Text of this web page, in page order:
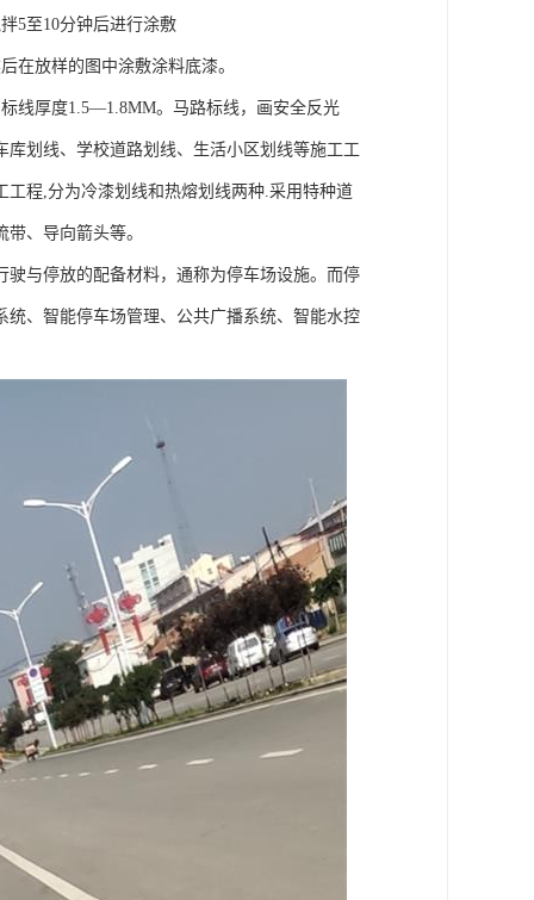
5至10分钟后进行涂敷
在放样的图中涂敷涂料底漆。
线厚度1.5—1.8MM。马路标线，画安全反光
划线、学校道路划线、生活小区划线等施工工
程,分为冷漆划线和热熔划线两种.采用特种道
、导向箭头等。
与停放的配备材料，通称为停车场设施。而停
、智能停车场管理、公共广播系统、智能水控